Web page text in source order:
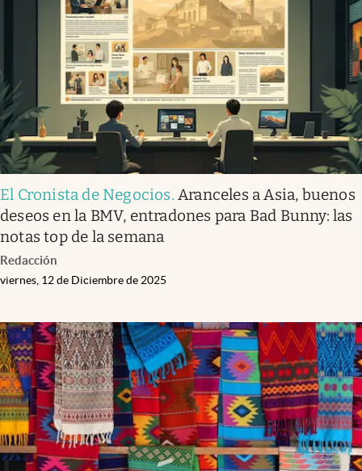
El Cronista de Negocios.Aranceles a Asia, buenos
deseos en la BMV, entradones para Bad Bunny: las
notas top de la semana
Redacción
viernes, 12 de Diciembre de 2025